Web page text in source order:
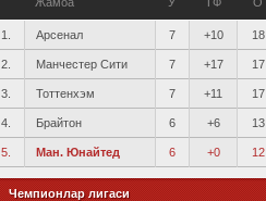
1. Арсенал 7 +10 18
2. Манчестер Сити 7 +17 17
3. Тоттенхэм 7 +11 17
4. Брайтон 6 +6 13
5. Ман. Юнайтед 6 +0 12
Чемпионлар лигаси